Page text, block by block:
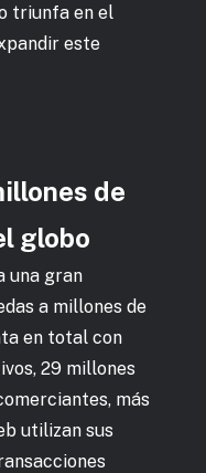
triunfa en el
este
de
globo
una gran
a millones de
en total con
29 millones
más
utilizan sus